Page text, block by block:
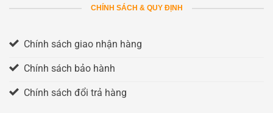
CHÍNH SÁCH & QUY ĐỊNH
Chính sách giao nhận hàng
Chính sách bảo hành
Chính sách đổi trả hàng